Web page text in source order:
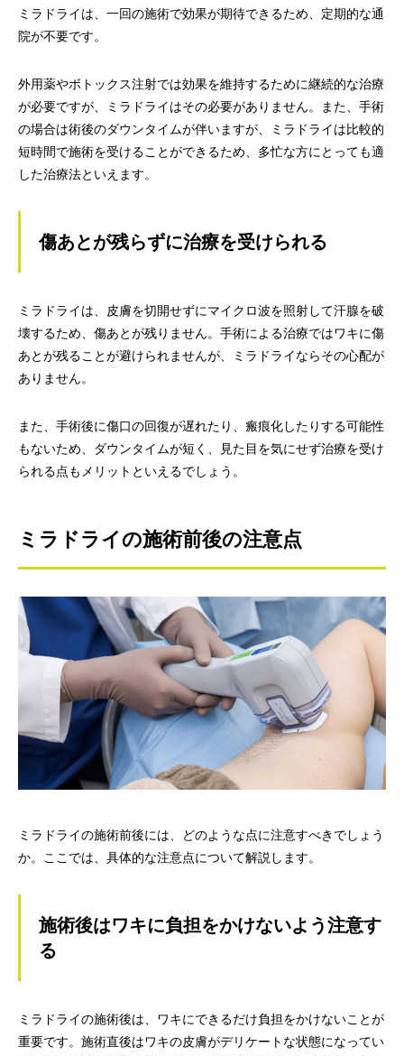
ミラドライは、一回の施術で効果が期待できるため、定期的な通
院が不要です。
外用薬やボトックス注射では効果を維持するために継続的な治療
が必要ですが、ミラドライはその必要がありません。また、手術
の場合は術後のダウンタイムが伴いますが、ミラドライは比較的
短時間で施術を受けることができるため、多忙な方にとっても適
した治療法といえます。
傷あとが残らずに治療を受けられる
ミラドライは、皮膚を切開せずにマイクロ波を照射して汗腺を破
壊するため、傷あとが残りません。手術による治療ではワキに傷
あとが残ることが避けられませんが、ミラドライならその心配が
ありません。
また、手術後に傷口の回復が遅れたり、瘢痕化したりする可能性
もないため、ダウンタイムが短く、見た目を気にせず治療を受け
られる点もメリットといえるでしょう。
ミラドライの施術前後の注意点
ミラドライの施術前後には、どのような点に注意すべきでしょう
か。ここでは、具体的な注意点について解説します。
施術後はワキに負担をかけないよう注意す
る
ミラドライの施術後は、ワキにできるだけ負担をかけないことが
重要です。施術直後はワキの皮膚がデリケートな状態になってい